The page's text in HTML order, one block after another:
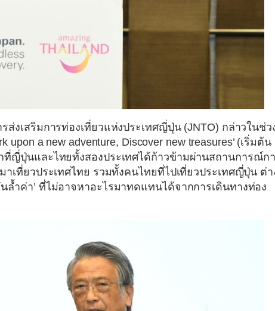
งเสริมการท่องเที่ยวแห่งประเทศญี่ปุ่น (JNTO) กล่าวในช่ว
a new adventure, Discover new treasures’ (เริ่มต้น
ญี่ปุ่นและไทยทั้งสองประเทศได้ก้าวข้ามผ่านสถานการณ์ก
ที่ยวประเทศไทย รวมทั้งคนไทยที่ไปเที่ยวประเทศญี่ปุ่น ต่า
ำค่า’ ที่ไม่อาจหาอะไรมาทดแทนได้จากการเดินทางท่อง